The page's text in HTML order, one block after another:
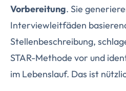
Vorbereitung. Sie
Interviewleitfäden
Stellenbeschreibung,
STAR-Methode vor und
im Lebenslauf. Das ist